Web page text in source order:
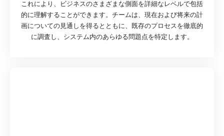
これにより、ビジネスのさまざまな側面を詳細なレベルで包括
的に理解することができます。チームは、現在および将来の計
画についての見通しを得るとともに、既存のプロセスを徹底的
に調査し、システム内のあらゆる問題点を特定します。